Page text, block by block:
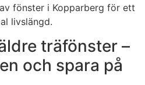
fönster i Kopparberg för ett
livslängd.
träfönster –
och spara på